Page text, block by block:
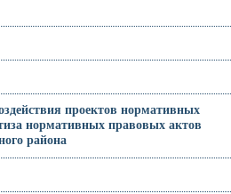
проектов нормативных
нормативных правовых актов
района